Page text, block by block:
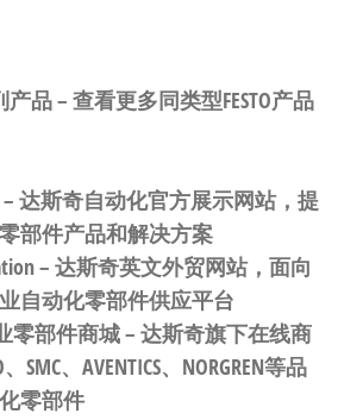
产品– 查看更多同类型FESTO产品
– 达斯奇自动化官方展示网站，提
部件产品和解决方案
– 达斯奇英文外贸网站，面向
自动化零部件供应平台
零部件商城– 达斯奇旗下在线商
SMC、AVENTICS、NORGREN等品
零部件